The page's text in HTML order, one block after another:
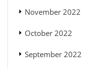
November 2022
October 2022
September 2022